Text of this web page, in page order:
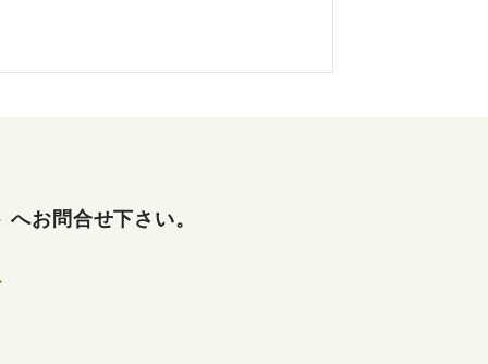
へお問合せ下さい。